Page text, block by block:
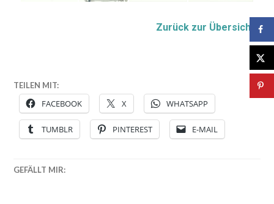
Zurück zur Übersicht
TEILEN MIT:
FACEBOOK X WHATSAPP
TUMBLR PINTEREST E-MAIL
GEFÄLLT MIR: